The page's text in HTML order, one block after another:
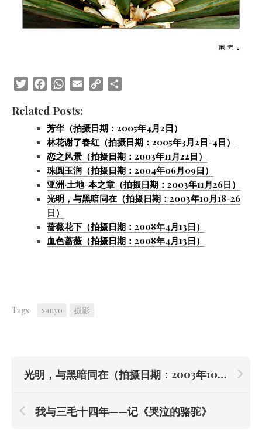
TwitterFacebookWhatsApp
Email Copy
Related Posts:
芳华（拍摄日期：2005年4月2日）
林花谢了春红（拍摄日期：2005年3月2日-4日）
恋之风景（拍摄日期：2003年11月22日）
珠圆玉润（拍摄日期：2004年06月09日）
亚洲·土地-本之章（拍摄日期：2003年11月26日）
光明，与黑暗同在（拍摄日期：2003年10月18-26
日）
蔷薇花下（拍摄日期：2008年4月13日）
血色蔷薇（拍摄日期：2008年4月13日）
Tags: sanyo 摄影
光明，与黑暗同在（拍摄日期：2003年10月18-26日）
我与三毛十四年——记《哭泣的骆驼》